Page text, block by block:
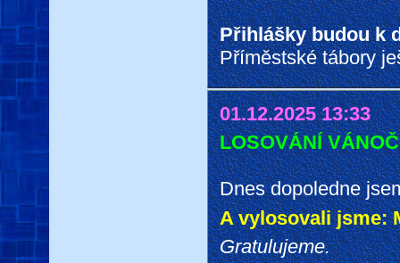
Přihlášky budou k
Příměstské tábory
01.12.2025 13:33
LOSOVÁNÍ
Dnes dopoledne
A vylosovali jsme:
Gratulujeme.